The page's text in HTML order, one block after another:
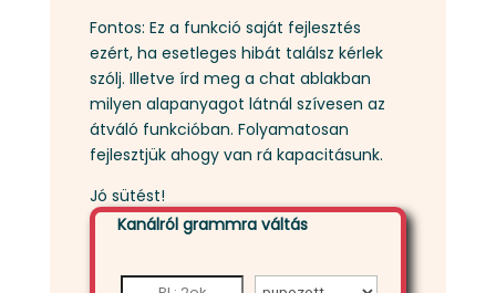
Fontos: Ez a funkció saját fejlesztés
ezért, ha esetleges hibát találsz kérlek
szólj. Illetve írd meg a chat ablakban
milyen alapanyagot látnál szívesen az
átváló funkcióban. Folyamatosan
fejlesztjük ahogy van rá kapacitásunk.
Jó sütést!
Kanálról grammra váltás